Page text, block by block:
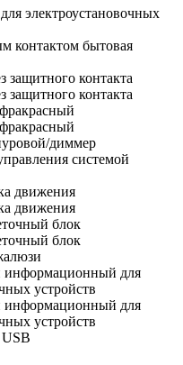
электроустановочных
контактом бытовая
защитного контакта
защитного контакта
диммер
системой
движения
движения
блок
блок
информационный для
устройств
информационный для
устройств